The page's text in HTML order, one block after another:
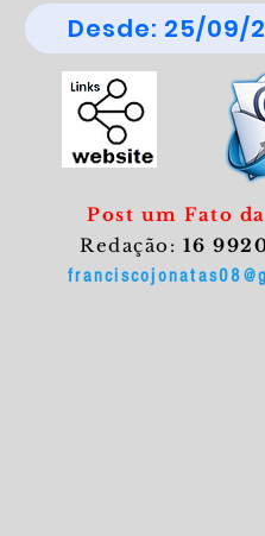
Desde: 25/09/
Post um Fato
Redação: 16